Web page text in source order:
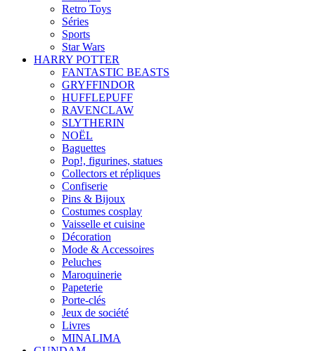
Retro Toys
Séries
Sports
Star Wars
HARRY POTTER
FANTASTIC BEASTS
GRYFFINDOR
HUFFLEPUFF
RAVENCLAW
SLYTHERIN
NOËL
Baguettes
Pop!, figurines, statues
Collectors et répliques
Confiserie
Pins & Bijoux
Costumes cosplay
Vaisselle et cuisine
Décoration
Mode & Accessoires
Peluches
Maroquinerie
Papeterie
Porte-clés
Jeux de société
Livres
MINALIMA